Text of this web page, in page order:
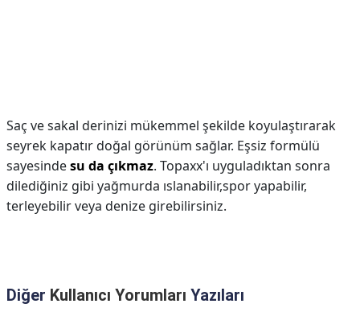
Saç ve sakal derinizi mükemmel şekilde koyulaştırarak
seyrek kapatır doğal görünüm sağlar. Eşsiz formülü
sayesindesu da çıkmaz. Topaxx'ı uyguladıktan sonra
dilediğiniz gibi yağmurda ıslanabilir,spor yapabilir,
terleyebilir veya denize girebilirsiniz.
Diğer Kullanıcı Yorumları Yazıları